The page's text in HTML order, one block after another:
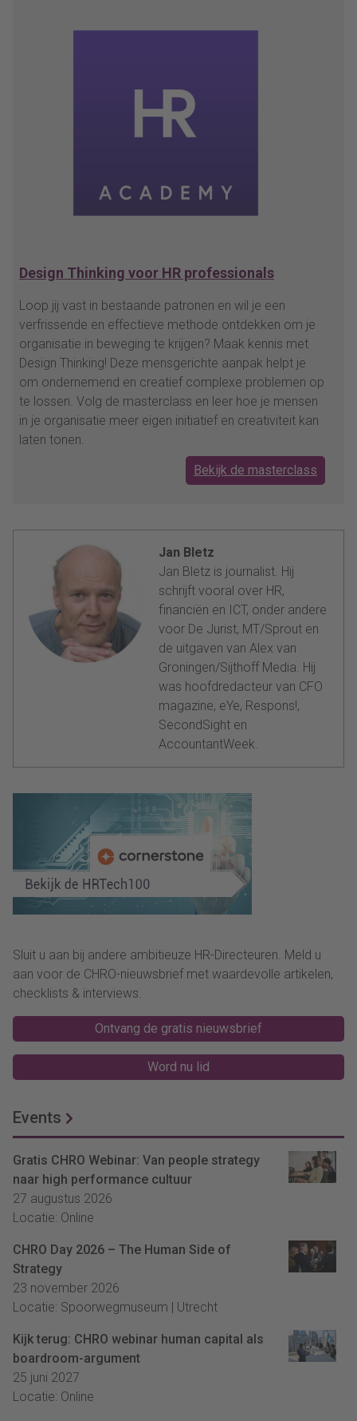
Design Thinking voor HR professionals
Loop jij vast in bestaande patronen en wil je een
verfrissende en effectieve methode ontdekken om je
organisatie in beweging te krijgen? Maak kennis met
Design Thinking! Deze mensgerichte aanpak helpt je
om ondernemend en creatief complexe problemen op
te lossen. Volg de masterclass en leer hoe je mensen
in je organisatie meer eigen initiatief en creativiteit kan
laten tonen.
Bekijk de masterclass
Jan Bletz
Jan Bletz is journalist. Hij
schrijft vooral over HR,
financiën en ICT, onder andere
voor De Jurist, MT/Sprout en
de uitgaven van Alex van
Groningen/Sijthoff Media. Hij
was hoofdredacteur van CFO
magazine, eYe, Respons!,
SecondSight en
AccountantWeek.
Sluit u aan bij andere ambitieuze HR-Directeuren. Meld u
aan voor de CHRO-nieuwsbrief met waardevolle artikelen,
checklists & interviews.
Ontvang de gratis nieuwsbrief
Word nu lid
Events
Gratis CHRO Webinar: Van people strategy
naar high performance cultuur
27 augustus 2026
Locatie: Online
CHRO Day 2026 – The Human Side of
Strategy
23 november 2026
Locatie: Spoorwegmuseum | Utrecht
Kijk terug: CHRO webinar human capital als
boardroom-argument
25 juni 2027
Locatie: Online